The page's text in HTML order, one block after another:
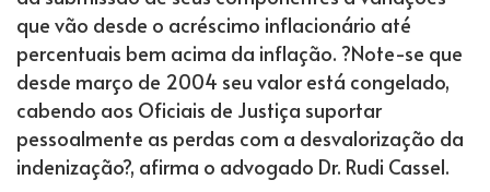
que vão desde o acréscimo inflacionário até
percentuais bem acima da inflação. ?Note-se que
desde março de 2004 seu valor está congelado,
cabendo aos Oficiais de Justiça suportar
pessoalmente as perdas com a desvalorização da
indenização?, afirma o advogado Dr. Rudi Cassel.